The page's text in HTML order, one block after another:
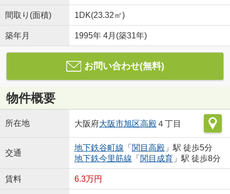
間取り(面積) 1DK(23.32㎡)
築年月 1995年 4月(築31年)
お問い合わせ(無料)
物件概要
所在地 大阪府大阪市旭区高殿４丁目
交通
地下鉄谷町線 「 関目高殿」駅 徒歩5分
地下鉄今里筋線 「 関目成育」駅 徒歩8分
賃料 6.3万円